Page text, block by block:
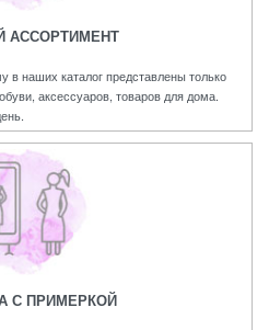
АССОРТИМЕНТ
наших каталог представлены только
аксессуаров, товаров для дома.
С ПРИМЕРКОЙ